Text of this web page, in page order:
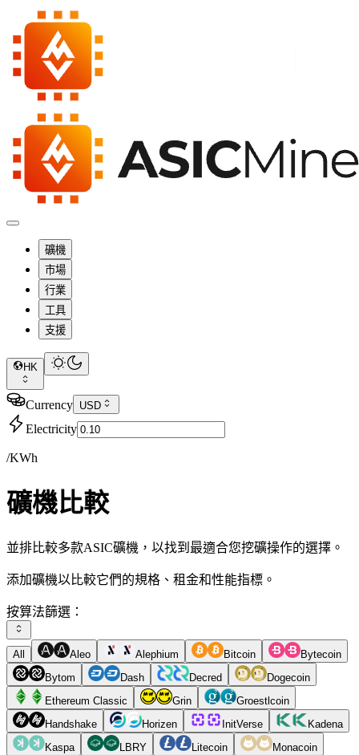
礦機
市場
行業
工具
支援
HK
Currency USD
Electricity
/KWh
礦機比較
並排比較多款ASIC礦機，以找到最適合您挖礦操作的選擇。
添加礦機以比較它們的規格、租金和性能指標。
按算法篩選：
All Aleo Alephium Bitcoin
Bytecoin
Bytom
Dash Decred
Dogecoin
Ethereum Classic
Grin
Groestlcoin
Handshake
Horizen InitVerse
Kadena
Kaspa
LBRY Litecoin
Monacoin